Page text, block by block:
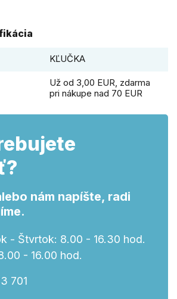
KĽUČKA
Už od 3,00 EUR, zdarma
pri nákupe nad 70 EUR
nám napíšte, radi
- Štvrtok: 8.00 - 16.30 hod.
- 16.00 hod.
701